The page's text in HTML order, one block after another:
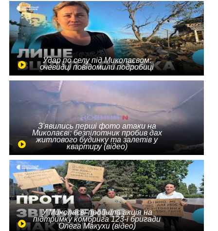
Удар по селу під Миколаєвом:
очевидці повідомили подробиці
З'явились перші фото атаки на
Миколаєві: безпілотник пробив дах
житлового будинку та залетів у
квартиру (відео)
У Миколаєві пройшла акція на
підтримку комбрига 123-ї бригади
Олега Макухи (відео)